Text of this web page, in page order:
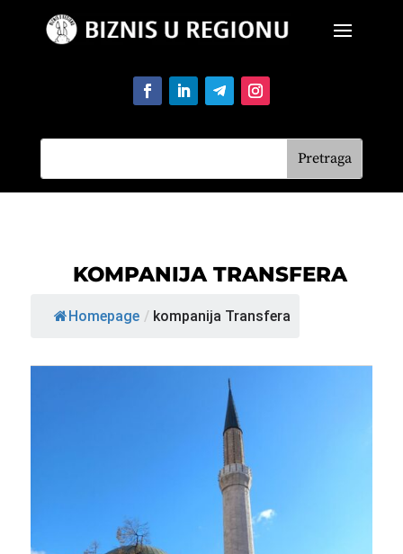
KOMPANIJA TRANSFERA
Homepage / kompanija Transfera